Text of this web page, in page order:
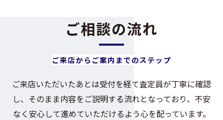
ご相談の流れ
ご来店からご案内までのステップ
ご来店いただいたあとは受付を経て査定員が丁寧に確認
し、そのまま内容をご説明する流れとなっており、不安
なく安心して進めていただけるよう心を配っています。